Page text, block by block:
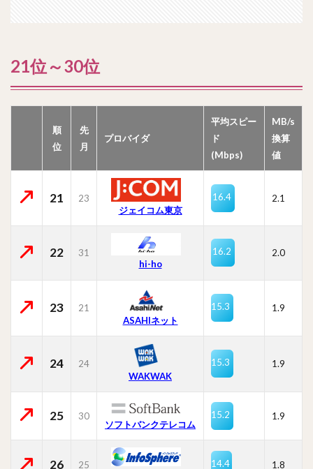
21位～30位
順
位
先
月
プロバイダ
平均スピー
ド
(Mbps)
MB/s
換算
値
21
23
ジェイコム東京
16.4 2.1
22
31
hi-ho
16.2 2.0
23
21
ASAHIネット
15.3 1.9
24
24
WAKWAK
15.3 1.9
25 30
ソフトバンクテレコム
15.2 1.9
26
25
14.4 1.8